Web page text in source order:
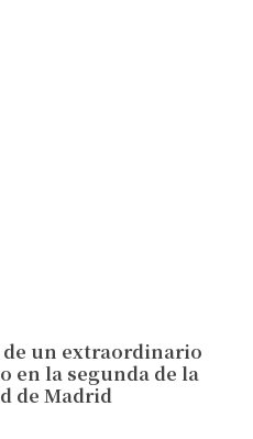
un extraordinario
en la segunda de la
de Madrid